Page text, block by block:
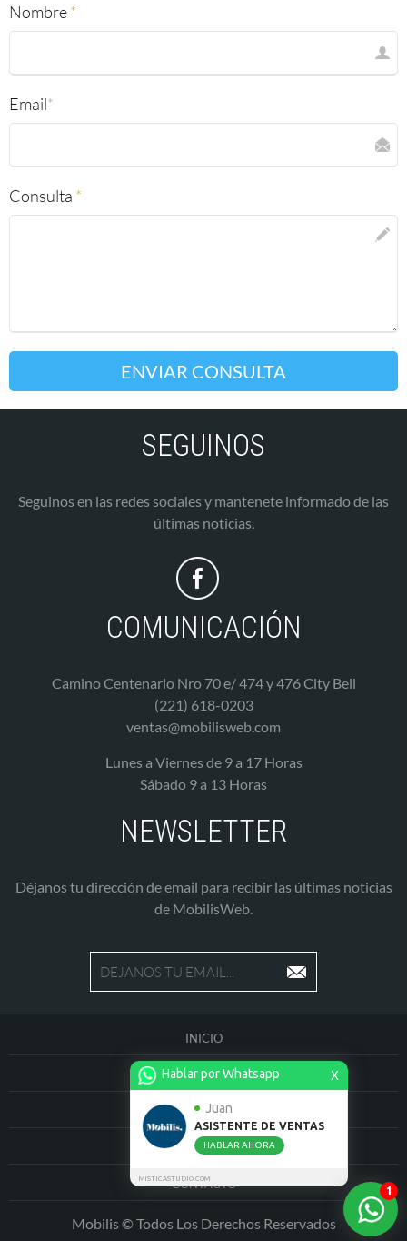
1
Hablar por Whatsapp X
Juan
ASISTENTE DE VENTAS
HABLAR AHORA
MISTICASTUDIO.COM
Nombre*
Email*
Consulta *
SEGUINOS
Seguinos en las redes sociales y mantenete informado de las
últimas noticias.
COMUNICACIÓN
Camino Centenario Nro 70 e/ 474 y 476 City Bell
(221) 618-0203
ventas@mobilisweb.com
Lunes a Viernes de 9 a 17 Horas
Sábado 9 a 13 Horas
NEWSLETTER
Déjanos tu dirección de email para recibir las últimas noticias
de MobilisWeb.
INICIO
QUIENES SOMOS
PRODUCTOS
CASOS DE EXITO
CONTACTO
Mobilis© Todos Los Derechos Reservados